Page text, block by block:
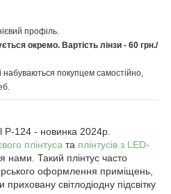
профіль.
окремо. Вартість лінзи - 60 грн./
набуваються покупцем самостійно,
P-124 - новинка 2024р.
плінтуса та плінтусів з LED-
нами. Такий плінтус часто
оформлення приміщень,
світлодіодну підсвітку